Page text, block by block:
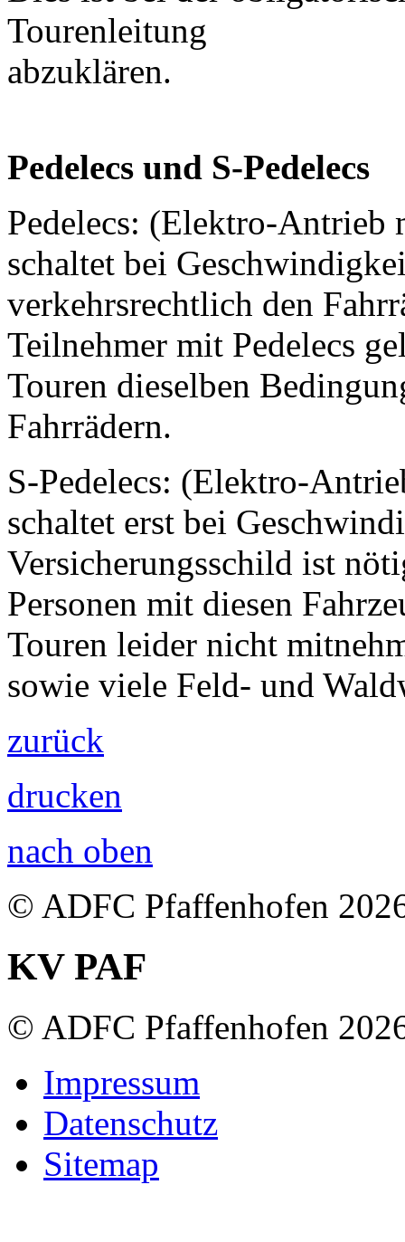
Tourenleitung
abzuklären.
Pedelecs und S-Pedelecs
Pedelecs: (Elektro-
schaltet bei
verkehrsrechtlich den
Teilnehmer mit Pedelecs
Touren dieselben
Fahrrädern.
S-Pedelecs: (Elektro-
schaltet erst bei
Versicherungsschild ist
Personen mit diesen
Touren leider nicht
sowie viele Feld- und
zurück
drucken
nach oben
© ADFC Pfaffenhofen
KV PAF
© ADFC Pfaffenhofen
Impressum
Datenschutz
Sitemap